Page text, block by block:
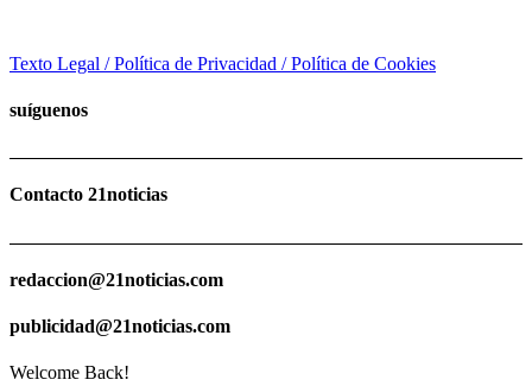
Texto Legal / Política de Privacidad / Política de Cookies
suíguenos
Contacto 21noticias
redaccion@21noticias.com
publicidad@21noticias.com
Welcome Back!